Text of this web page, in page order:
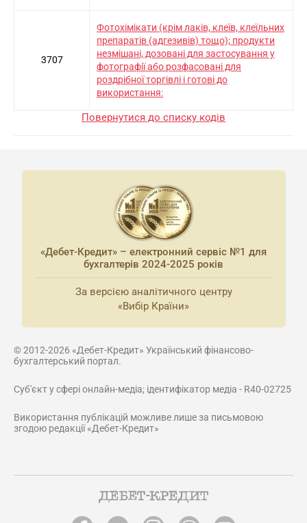
3707
Фотохімікати (крім лаків, клеїв, клеїльних
препаратів (адгезивів) тощо); продукти
незмішані, дозовані для застосування у
фотографії або розфасовані для
роздрібної торгівлі і готові до
використання:
Повернутися до списку кодів
«Дебет-Кредит» – електронний сервіс №1 для
бухгалтерів 2024-2025 років
За версією аналітичного центру
«Вибір Країни»
© 2012-2026 «Дебет-Кредит» Український фінансово-
бухгалтерський портал.
Суб'єкт у сфері онлайн-медіа; ідентифікатор медіа - R40-02725
Використання публікацій можливе лише за письмовою
згодою редакції «Дебет-Кредит»